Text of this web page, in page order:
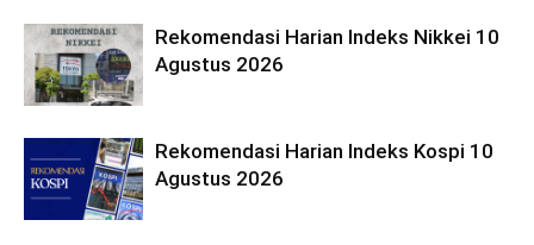
Rekomendasi Harian Indeks Nikkei 10
Agustus 2026
Rekomendasi Harian Indeks Kospi 10
Agustus 2026